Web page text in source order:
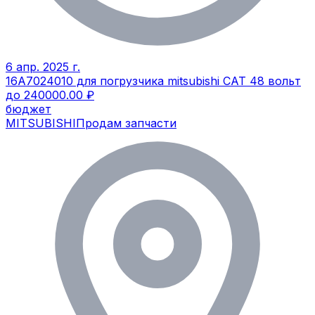
6 апр. 2025 г.
16A7024010 для погрузчика mitsubishi CAT 48 вольт
до 240000.00 ₽
бюджет
MITSUBISHIПродам запчасти